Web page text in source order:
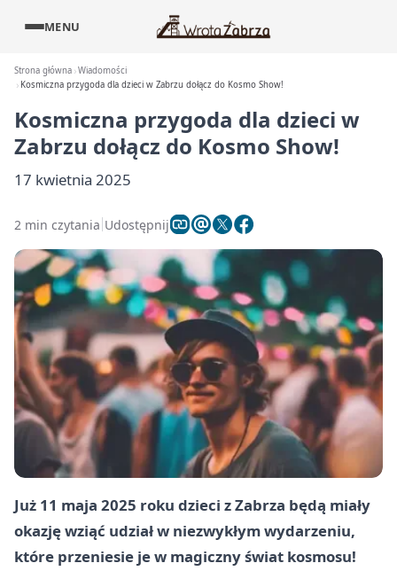
MENU
Strona główna Wiadomości
Kosmiczna przygoda dla dzieci w Zabrzu dołącz do Kosmo Show!
Kosmiczna przygoda dla dzieci w
Zabrzu dołącz do Kosmo Show!
17 kwietnia 2025
2 min czytania Udostępnij
Już 11 maja 2025 roku dzieci z Zabrza będą miały
okazję wziąć udział w niezwykłym wydarzeniu,
które przeniesie je w magiczny świat kosmosu!